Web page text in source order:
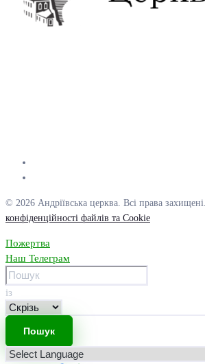
© 2026 Андріївська церква. Всі права захищені.
конфіденційності файлів та Cookie
Пожертва
Наш Телеграм
із